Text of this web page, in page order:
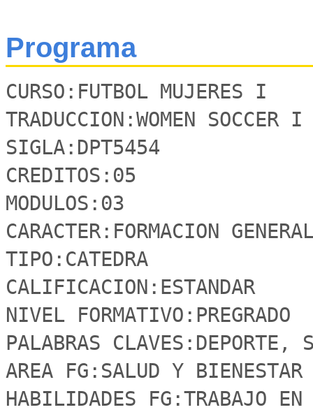
Programa
CURSO:FUTBOL MUJERES I
TRADUCCION:WOMEN SOCCER I
SIGLA:DPT5454
CREDITOS:05
MODULOS:03
CARACTER:FORMACION
TIPO:CATEDRA
CALIFICACION:ESTANDAR
NIVEL FORMATIVO:PREGRADO
PALABRAS CLAVES:DEPORTE,
AREA FG:SALUD Y BIENESTAR
HABILIDADES FG:TRABAJO